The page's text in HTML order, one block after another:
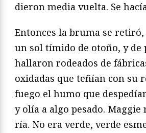
dieron media vuelta. Se
Entonces la bruma se retiró,
un sol tímido de otoño, y de
hallaron rodeados de
oxidadas que teñían con su
fuego el humo que
y olía a algo pesado. Maggie
ría. No era verde, verde